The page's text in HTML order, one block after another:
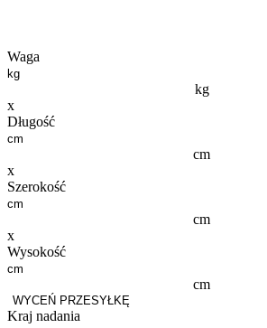
Waga
kg
x
Długość
cm
x
Szerokość
cm
x
Wysokość
cm
WYCEŃ PRZESYŁKĘ
Kraj nadania